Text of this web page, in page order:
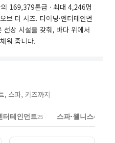
169,379톤급 · 최대 4,246명
브 더 시즈. 다이닝·엔터테인먼
선상 시설을 갖춰, 바다 위에서
워 줍니다.
, 스파, 키즈까지
터테인먼트25 스파·웰니스4